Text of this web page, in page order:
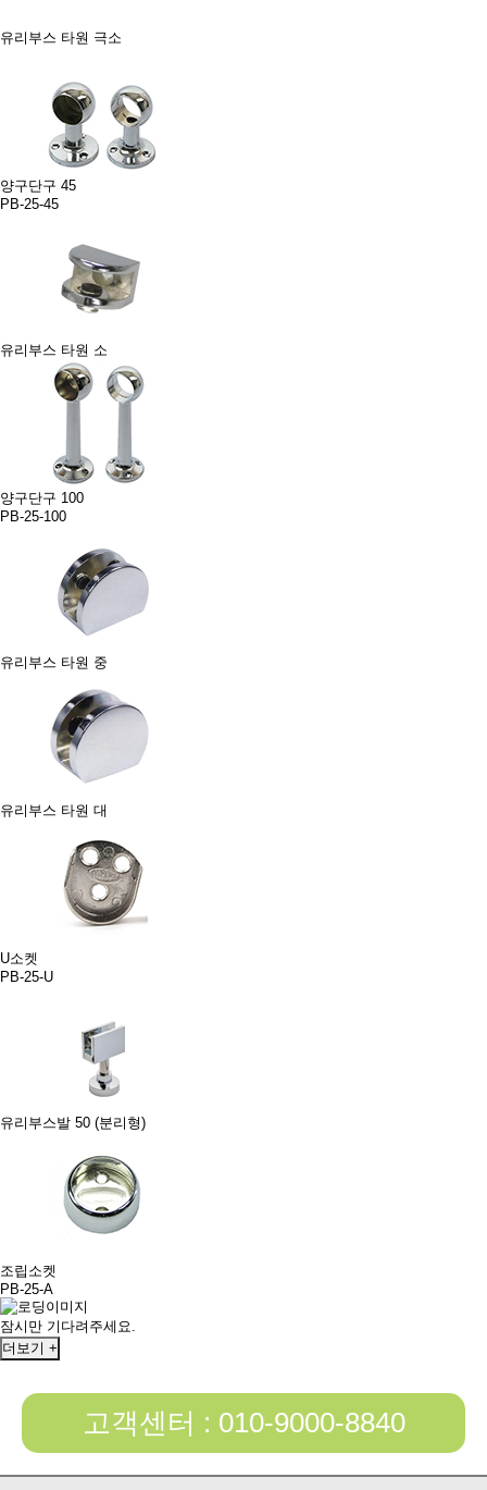
유리부스 타원 극소
양구단구 45
PB-25-45
유리부스 타원 소
양구단구 100
PB-25-100
유리부스 타원 중
유리부스 타원 대
U소켓
PB-25-U
유리부스발 50 (분리형)
조립소켓
PB-25-A
잠시만 기다려주세요.
더보기 +
고객센터 : 010-9000-8840